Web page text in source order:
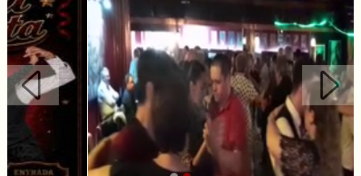
Anterior